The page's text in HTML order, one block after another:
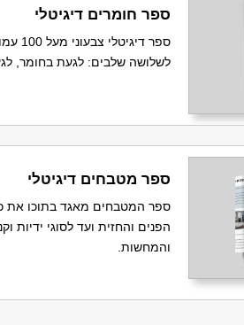
ספר חומרים דיגיטלי
ספר
לשלושה שלבים: לגעת בחומר,
ספר מטבחים דיגיטלי
ספר המטבחים מאגד בתוכו את
הפנים והחזית ועד לסוגי
והמחשות.